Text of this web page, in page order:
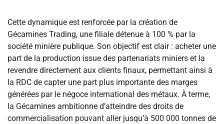
‎Cette dynamique est renforcée par la création de
Gécamines Trading, une filiale détenue à 100 % par la
société minière publique. Son objectif est clair : acheter une
part de la production issue des partenariats miniers et la
revendre directement aux clients finaux, permettant ainsi à
la RDC de capter une part plus importante des marges
générées par le négoce international des métaux. À terme,
la Gécamines ambitionne d’atteindre des droits de
commercialisation pouvant aller jusqu’à 500 000 tonnes de